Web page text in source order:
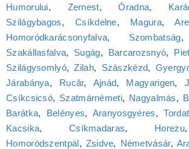
Humorului, Zernest,Óradna,
Szilágybagos,Csíkdelne, Magura,
Homoródkarácsonyfalva, Szombatság
Szakállasfalva, Sugág, Barcarozsnyó,
Szilágysomlyó,Zilah, Szászkézd,
Járabánya, Rucăr, Ajnád, Magyarigen,
Csíkcsicsó, Szatmárnémeti, Nagyalmás,
Barátka, Belényes, Aranyosgyéres,
Kacsika, Csíkmadaras, Horezu
Homoródszentpál, Zsidve, Németvásár,